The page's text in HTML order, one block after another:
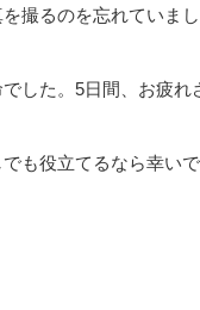
撮るのを忘れていま
した。5日間、お疲れ
も役立てるなら幸い